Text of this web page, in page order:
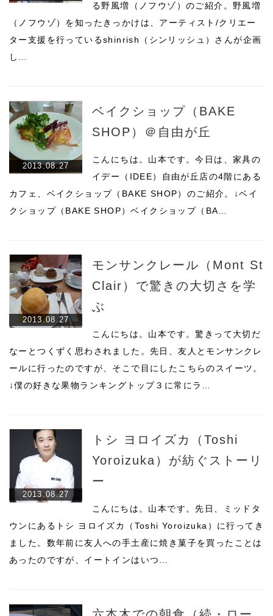
る野風増（ノフウゾ）のご紹介。野風増
（ノフウゾ）を知ったきっかけは、アーティスト/クリエー
ター支援を行っているshinrish（シンリッシュ）さんが企画
し…
2013.08.27
ベイクショップ（BAKE
SHOP）＠自由が丘
こんにちは。山本です。今日は、家具の
イデー（IDEE）自由が丘店の4階にある
カフェ、ベイクショップ（BAKE SHOP）のご紹介。↓ベイ
クショップ（BAKE SHOP）ベイクショップ（BA…
2013.08.27
モンサンクレール（Mont St
Clair）で驚きの大切さを学
ぶ
こんにちは。山本です。驚きって大切だ
なーとつくずく思わされました。先日、友人とモンサンクレ
ールに行ったのですが、そこで目にしたこちらのスイーツ。
↓僕の好きな果物ランキングトップ３に常にラ…
2013.08.27
トシ ヨロイズカ（Toshi
Yoroizuka）が紡ぐストーリ
ー
こんにちは。山本です。先日、ミッドタ
ウンにあるトシ ヨロイズカ（Toshi Yoroizuka）に行ってき
ました。数年前に友人への手土産に焼き菓子を買ったことは
あったのですが、イートインはいつ…